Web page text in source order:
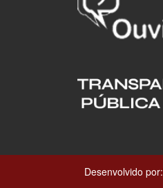
Desenvolvido por: